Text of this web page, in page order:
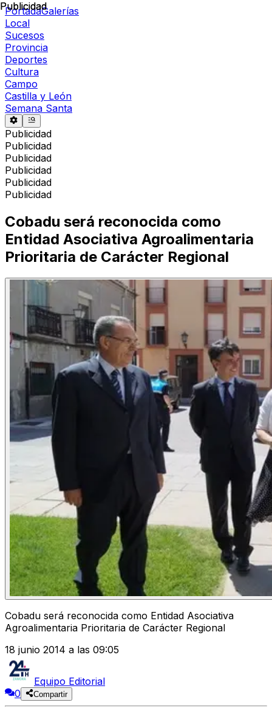
PortadaGalerías
Local
Sucesos
Provincia
Deportes
Cultura
Campo
Castilla y León
Semana Santa
Publicidad
Publicidad
Publicidad
Publicidad
Publicidad
Publicidad
Publicidad
Cobadu será reconocida como
Entidad Asociativa Agroalimentaria
Prioritaria de Carácter Regional
Cobadu será reconocida como Entidad Asociativa
Agroalimentaria Prioritaria de Carácter Regional
18 junio 2014 a las 09:05
Equipo Editorial
0
Compartir
Publicidad